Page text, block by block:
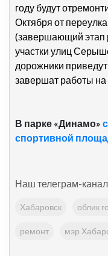
году будут
Октября от
(завершающий этап
участки улиц
дорожники
завершат работы
В парке «Динамо»
спортивной
Наш телеграм-канал
Хабаровск облик
ремонт мэр